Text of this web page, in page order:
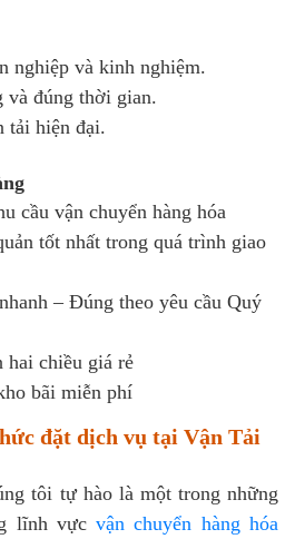
nghiệp và kinh nghiệm.
và đúng thời gian.
tải hiện đại.
cầu vận chuyển hàng hóa
tốt nhất trong quá trình giao
– Đúng theo yêu cầu Quý
hai chiều giá rẻ
bãi miễn phí
đặt dịch vụ tại Vận Tải
tôi tự hào là một trong những
lĩnh vựcvận chuyển hàng hóa